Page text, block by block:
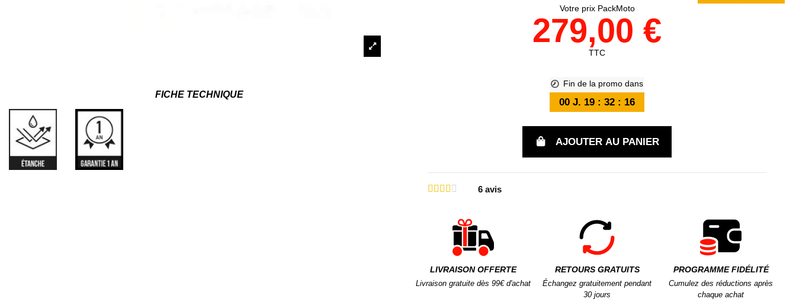
FICHE TECHNIQUE
Votre prix PackMoto
279,00 €
TTC
Fin de la promo dans
00 J. 19 : 32 : 15
AJOUTER AU PANIER
6 avis
LIVRAISON OFFERTE
Livraison gratuite dès 99€ d'achat
RETOURS GRATUITS
Échangez gratuitement pendant
30 jours
PROGRAMME FIDÉLITÉ
Cumulez des réductions après
chaque achat